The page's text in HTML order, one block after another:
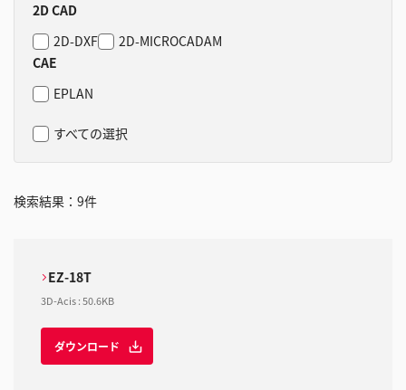
2D CAD
2D-DXF
2D-MICROCADAM
CAE
EPLAN
すべての選択
検索結果： 9件
EZ-18T
3D-Acis:50.6KB
ダウンロード